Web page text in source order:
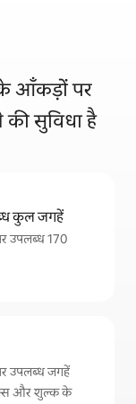
आँकड़ों पर
सुविधा है
कुल जगहें
उपलब्ध 170
उपलब्ध जगहें
और शुल्क के